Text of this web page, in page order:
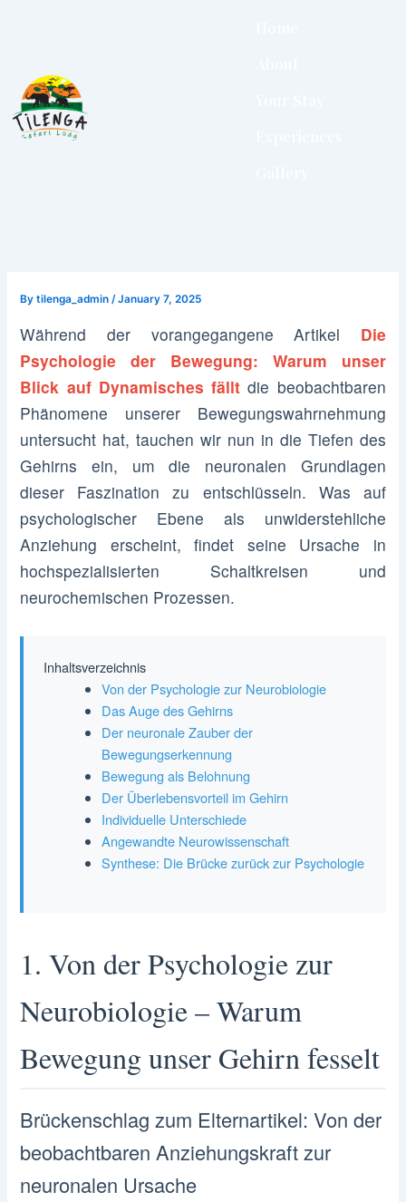
Bytilenga_admin/January 7, 2025
Während der vorangegangene Artikel Die
Psychologie der Bewegung: Warum unser
Blick auf Dynamisches fällt die beobachtbaren
Phänomene unserer Bewegungswahrnehmung
untersucht hat, tauchen wir nun in die Tiefen des
Gehirns ein, um die neuronalen Grundlagen
dieser Faszination zu entschlüsseln. Was auf
psychologischer Ebene als unwiderstehliche
Anziehung erscheint, findet seine Ursache in
hochspezialisierten Schaltkreisen und
neurochemischen Prozessen.
Inhaltsverzeichnis
Von der Psychologie zur Neurobiologie
Das Auge des Gehirns
Der neuronale Zauber der
Bewegungserkennung
Bewegung als Belohnung
Der Überlebensvorteil im Gehirn
Individuelle Unterschiede
Angewandte Neurowissenschaft
Synthese: Die Brücke zurück zur Psychologie
1. Von der Psychologie zur
Neurobiologie – Warum
Bewegung unser Gehirn fesselt
Brückenschlag zum Elternartikel: Von der
beobachtbaren Anziehungskraft zur
neuronalen Ursache